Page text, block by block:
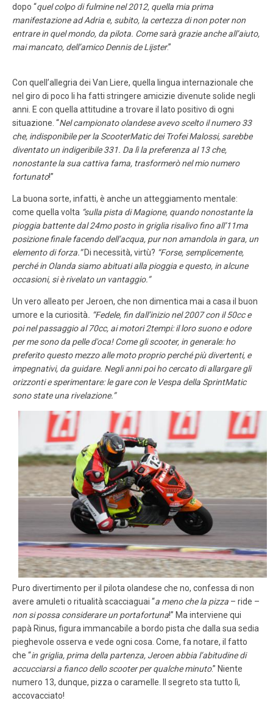
dopo “quel colpo di fulmine nel 2012, quella mia prima
manifestazione ad Adria e, subito, la certezza di non poter non
entrare in quel mondo, da pilota. Come sarà grazie anche all’aiuto,
mai mancato, dell’amico Dennis de Lijster.”
Con quell’allegria dei Van Liere, quella lingua internazionale che
nel giro di poco li ha fatti stringere amicizie divenute solide negli
anni. E con quella attitudine a trovare il lato positivo di ogni
situazione. “Nel campionato olandese avevo scelto il numero 33
che, indisponibile per la ScooterMatic dei Trofei Malossi, sarebbe
diventato un indigeribile 331. Da lì la preferenza al 13 che,
nonostante la sua cattiva fama, trasformerò nel mio numero
fortunato!”
La buona sorte, infatti, è anche un atteggiamento mentale:
come quella volta “sulla pista di Magione, quando nonostante la
pioggia battente dal 24mo posto in griglia risalivo fino all’11ma
posizione finale facendo dell’acqua, pur non amandola in gara, un
elemento di forza.”Di necessità, virtù? “Forse, semplicemente,
perché in Olanda siamo abituati alla pioggia e questo, in alcune
occasioni, si è rivelato un vantaggio.”
Un vero alleato per Jeroen, che non dimentica mai a casa il buon
umore e la curiosità. “Fedele, fin dall’inizio nel 2007 con il 50cc e
poi nel passaggio al 70cc, ai motori 2tempi: il loro suono e odore
per me sono da pelle d'oca! Come gli scooter, in generale: ho
preferito questo mezzo alle moto proprio perché più divertenti, e
impegnativi, da guidare. Negli anni poi ho cercato di allargare gli
orizzonti e sperimentare: le gare con le Vespa della SprintMatic
sono state una rivelazione.”
Puro divertimento per il pilota olandese che no, confessa di non
avere amuleti o ritualità scacciaguai “a meno che la pizza – ride –
non si possa considerare un portafortuna!” Ma interviene qui
papà Rinus, figura immancabile a bordo pista che dalla sua sedia
pieghevole osserva e vede ogni cosa. Come, fa notare, il fatto
che “in griglia, prima della partenza, Jeroen abbia l’abitudine di
accucciarsi a fianco dello scooter per qualche minuto.” Niente
numero 13, dunque, pizza o caramelle. Il segreto sta tutto lì,
accovacciato!